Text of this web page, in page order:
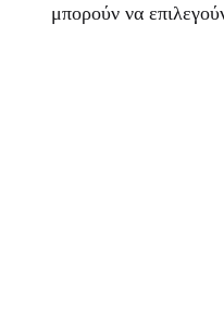
μπορούν να